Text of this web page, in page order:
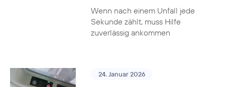
Wenn nach einem Unfall jede
Sekunde zählt, muss Hilfe
zuverlässig ankommen
24. Januar 2026